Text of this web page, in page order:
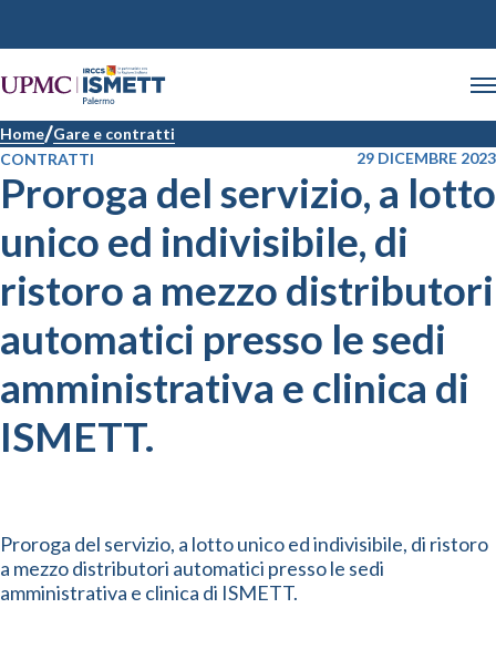
Home Gare e contratti
CONTRATTI
29 DICEMBRE 2023
Proroga del servizio, a lotto
unico ed indivisibile, di
ristoro a mezzo distributori
automatici presso le sedi
amministrativa e clinica di
ISMETT.
Proroga del servizio, a lotto unico ed indivisibile, di ristoro
a mezzo distributori automatici presso le sedi
amministrativa e clinica di ISMETT.